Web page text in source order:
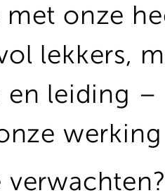
met onze
lekkers,
en leiding